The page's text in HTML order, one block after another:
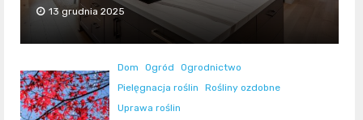
13 grudnia 2025
Dom Ogród
Ogrodnictwo
Pielęgnacja roślin
Rośliny ozdobne
Uprawa roślin